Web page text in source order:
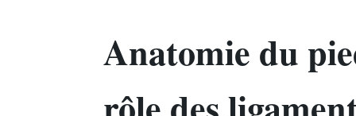
Anatomie du